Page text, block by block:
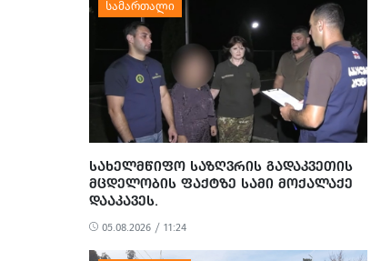
ᲡᲐᲮᲔᲚᲛᲬᲘᲤᲝ ᲡᲐᲖᲦᲕᲠᲘᲡ ᲒᲐᲓᲐᲙᲕᲔᲗᲘᲡ
ᲛᲪᲓᲔᲚᲝᲑᲘᲡ ᲤᲐᲥᲢᲖᲔ ᲡᲐᲛᲘ ᲛᲝᲥᲐᲚᲐᲥᲔ
ᲓᲐᲐᲙᲐᲕᲔᲡ.
05.08.2026 / 11:24